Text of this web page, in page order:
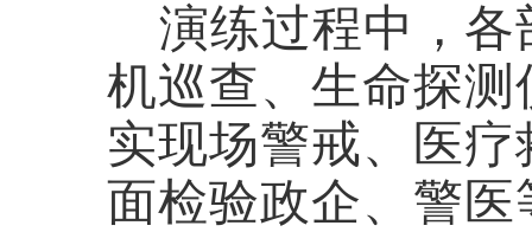
演练过程中，
机巡查、生命探
实现场警戒、医
面检验政企、警